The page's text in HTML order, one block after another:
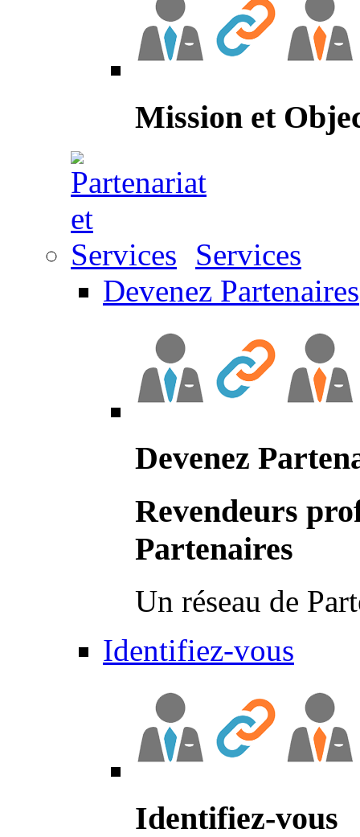
Mission et
Services
Devenez Partenaires
Devenez
Revendeurs
Partenaires
Un réseau de
Identifiez-vous
Identifiez-vous